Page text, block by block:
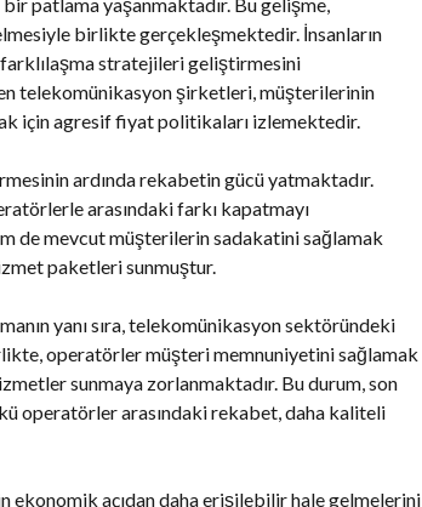
birlikte gerçekleşmektedir. İnsanların
stratejileri geliştirmesini
telekomünikasyon şirketleri, müşterilerinin
için agresif fiyat politikaları izlemektedir.
ardında rekabetin gücü yatmaktadır.
arasındaki farkı kapatmayı
de mevcut müşterilerin sadakatini sağlamak
paketleri sunmuştur.
yanı sıra, telekomünikasyon sektöründeki
operatörler müşteri memnuniyetini sağlamak
sunmaya zorlanmaktadır. Bu durum, son
operatörler arasındaki rekabet, daha kaliteli
ekonomik açıdan daha erişilebilir hale gelmelerini